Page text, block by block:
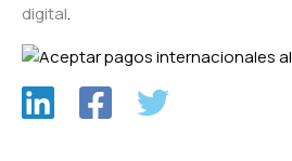
digital.